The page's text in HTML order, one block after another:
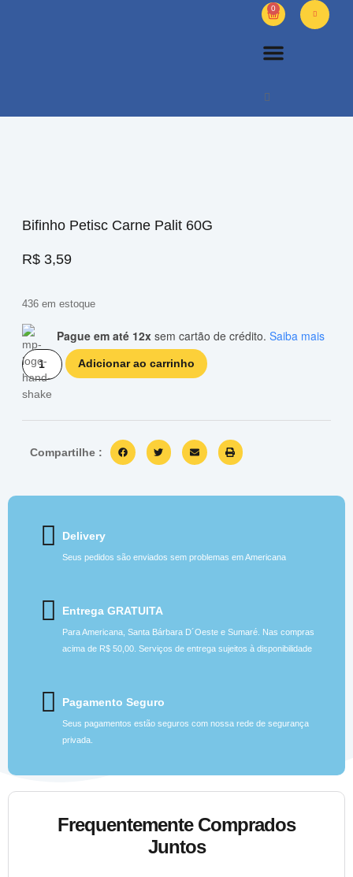
0
Bifinho Petisc Carne Palit 60G
R$ 3,59
436 em estoque
Pague em até 12x sem cartão de crédito. Saiba mais
Adicionar ao carrinho
Compartilhe :
Delivery
Seus pedidos são enviados sem problemas em Americana
Entrega GRATUITA
Para Americana, Santa Bárbara D´Oeste e Sumaré. Nas compras
acima de R$ 50,00. Serviços de entrega sujeitos à disponibilidade
Pagamento Seguro
Seus pagamentos estão seguros com nossa rede de segurança
privada.
Frequentemente Comprados
Juntos